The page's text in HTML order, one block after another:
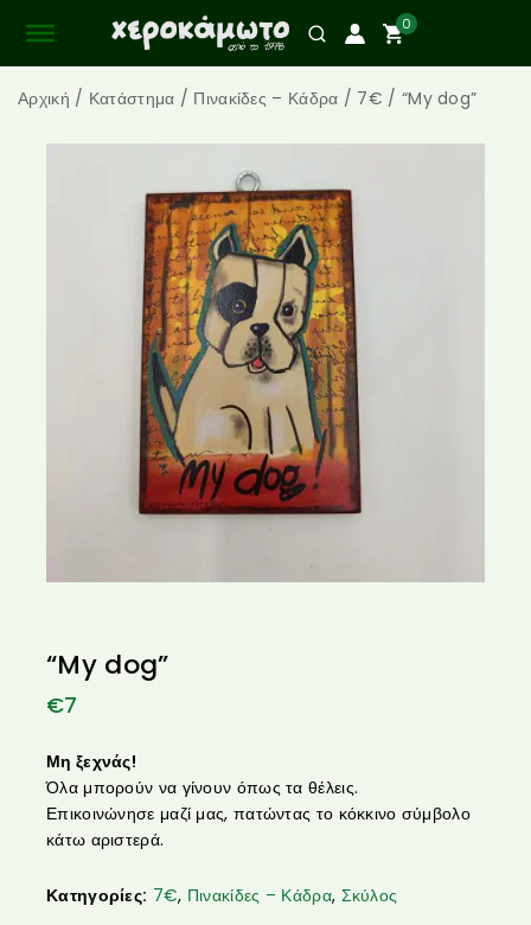
0
Αρχική / Κατάστημα / Πινακίδες – Κάδρα / 7€ / “My dog”
“My dog”
€7
Μη ξεχνάς!
Όλα μπορούν να γίνουν όπως τα θέλεις.
Επικοινώνησε μαζί μας, πατώντας το κόκκινο σύμβολο
κάτω αριστερά.
Κατηγορίες: 7€, Πινακίδες – Κάδρα, Σκύλος